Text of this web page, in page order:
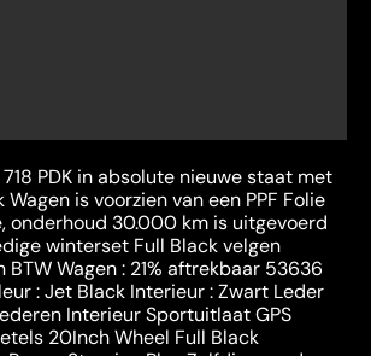
PDK in absolute nieuwe staat met
is voorzien van een PPF Folie
onderhoud 30.000 km is uitgevoerd
winterset Full Black velgen
BTW Wagen : 21% aftrekbaar 53636
: Jet Black Interieur : Zwart Leder
Interieur Sportuitlaat GPS
20Inch Wheel Full Black